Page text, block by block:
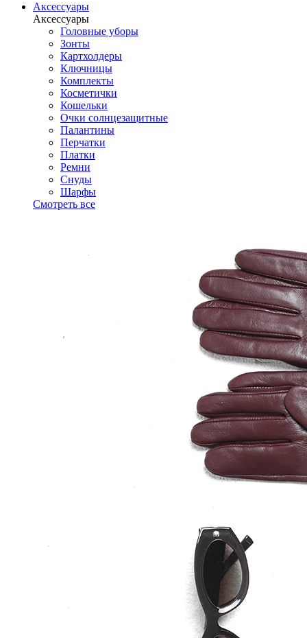
Аксессуары
Аксессуары
Головные уборы
Зонты
Картхолдеры
Ключницы
Комплекты
Косметички
Кошельки
Очки солнцезащитные
Палантины
Перчатки
Платки
Ремни
Снуды
Шарфы
Смотреть все